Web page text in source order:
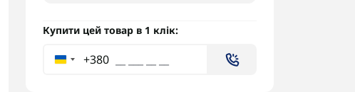
Купити цей товар в 1 клік:
+380